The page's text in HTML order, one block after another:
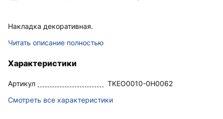
Накладка декоративная.
Читать описание полностью
Характеристики
Артикул
TKEO0010-0H0062
Смотреть все характеристики